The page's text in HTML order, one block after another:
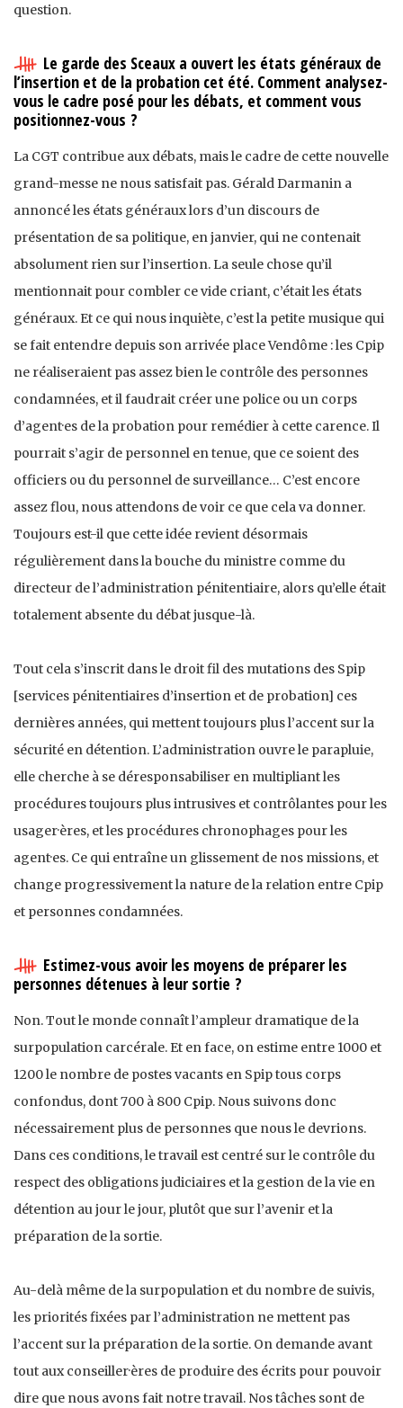
question.
Le garde des Sceaux a ouvert les états généraux de
l’insertion et de la probation cet été. Comment analysez-
vous le cadre posé pour les débats, et comment vous
positionnez-vous ?
La CGT contribue aux débats, mais le cadre de cette nouvelle
grand-messe ne nous satisfait pas. Gérald Darmanin a
annoncé les états généraux lors d’un discours de
présentation de sa politique, en janvier, qui ne contenait
absolument rien sur l’insertion. La seule chose qu’il
mentionnait pour combler ce vide criant, c’était les états
généraux. Et ce qui nous inquiète, c’est la petite musique qui
se fait entendre depuis son arrivée place Vendôme : les Cpip
ne réaliseraient pas assez bien le contrôle des personnes
condamnées, et il faudrait créer une police ou un corps
d’agent·es de la probation pour remédier à cette carence. Il
pourrait s’agir de personnel en tenue, que ce soient des
officiers ou du personnel de surveillance… C’est encore
assez flou, nous attendons de voir ce que cela va donner.
Toujours est-il que cette idée revient désormais
régulièrement dans la bouche du ministre comme du
directeur de l’administration pénitentiaire, alors qu’elle était
totalement absente du débat jusque-là.
Tout cela s’inscrit dans le droit fil des mutations des Spip
[services pénitentiaires d’insertion et de probation] ces
dernières années, qui mettent toujours plus l’accent sur la
sécurité en détention. L’administration ouvre le parapluie,
elle cherche à se déresponsabiliser en multipliant les
procédures toujours plus intrusives et contrôlantes pour les
usager·ères, et les procédures chronophages pour les
agent·es. Ce qui entraîne un glissement de nos missions, et
change progressivement la nature de la relation entre Cpip
et personnes condamnées.
Estimez-vous avoir les moyens de préparer les
personnes détenues à leur sortie ?
Non. Tout le monde connaît l’ampleur dramatique de la
surpopulation carcérale. Et en face, on estime entre 1000 et
1200 le nombre de postes vacants en Spip tous corps
confondus, dont 700 à 800 Cpip. Nous suivons donc
nécessairement plus de personnes que nous le devrions.
Dans ces conditions, le travail est centré sur le contrôle du
respect des obligations judiciaires et la gestion de la vie en
détention au jour le jour, plutôt que sur l’avenir et la
préparation de la sortie.
Au-delà même de la surpopulation et du nombre de suivis,
les priorités fixées par l’administration ne mettent pas
l’accent sur la préparation de la sortie. On demande avant
tout aux conseiller·ères de produire des écrits pour pouvoir
dire que nous avons fait notre travail. Nos tâches sont de